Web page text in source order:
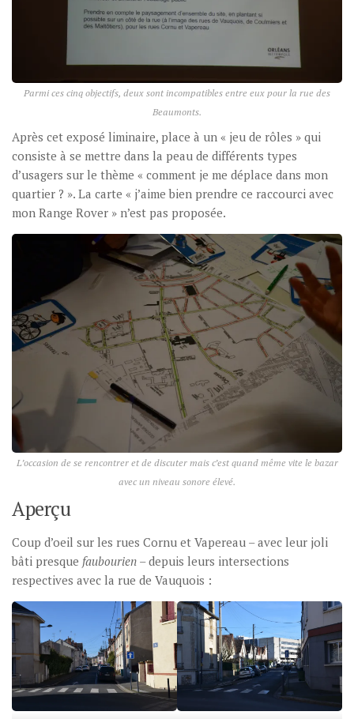
Parmi ces cinq objectifs, deux sont incompatibles entre eux pour la rue des
Beaumonts.
Après cet exposé liminaire, place à un « jeu de rôles » qui
consiste à se mettre dans la peau de différents types
d’usagers sur le thème « comment je me déplace dans mon
quartier ? ». La carte « j’aime bien prendre ce raccourci avec
mon Range Rover » n’est pas proposée.
L’occasion de se rencontrer et de discuter mais c’est quand même vite le bazar
avec un niveau sonore élevé.
Aperçu
Coup d’oeil sur les rues Cornu et Vapereau – avec leur joli
bâti presque faubourien – depuis leurs intersections
respectives avec la rue de Vauquois :